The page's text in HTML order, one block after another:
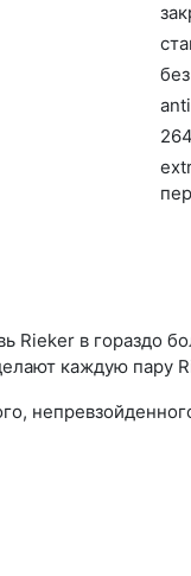
264
в гораздо
каждую пару